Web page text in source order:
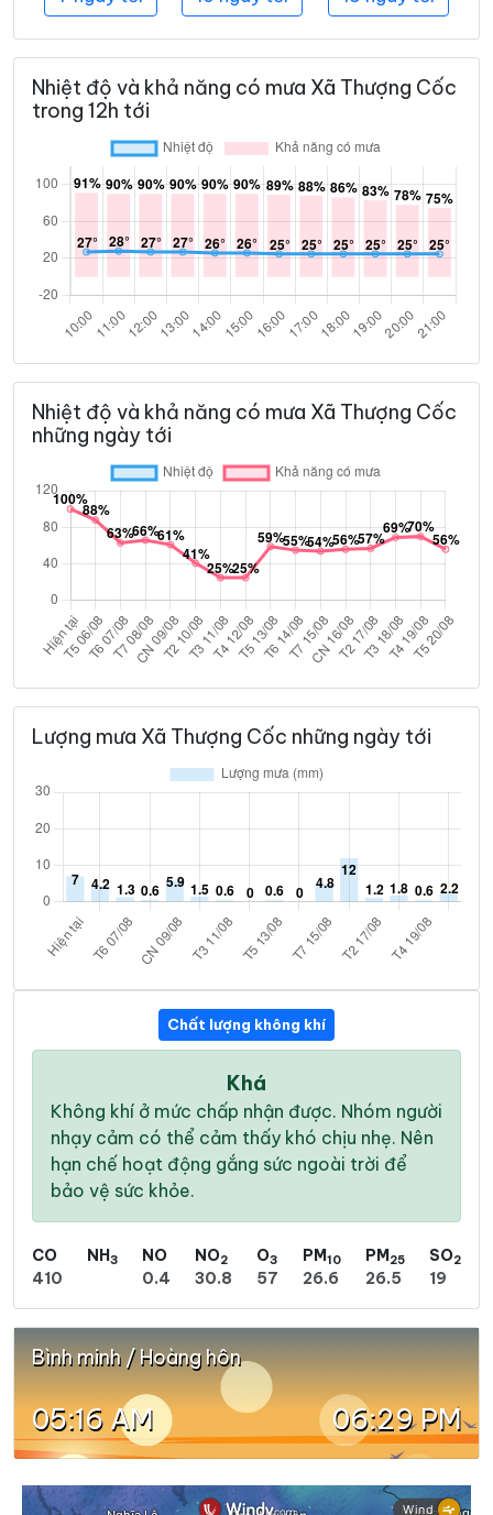
Nhiệt độ và khả năng có mưa Xã Thượng Cốc
trong 12h tới
Nhiệt độ và khả năng có mưa Xã Thượng Cốc
những ngày tới
Lượng mưa Xã Thượng Cốc những ngày tới
Chất lượng không khí
Khá
Không khí ở mức chấp nhận được. Nhóm người
nhạy cảm có thể cảm thấy khó chịu nhẹ. Nên
hạn chế hoạt động gắng sức ngoài trời để
bảo vệ sức khỏe.
CO
410
NH3
NO
0.4
NO2
30.8
O3
57
PM10
26.6
PM25
26.5
SO2
19
Bình minh / Hoàng hôn
05:16 AM 06:29 PM